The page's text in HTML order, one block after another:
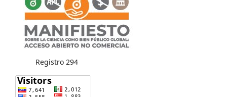
Registro 294